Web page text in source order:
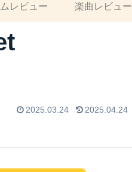
レビュー 楽曲レビュー
2025.03.24 2025.04.24